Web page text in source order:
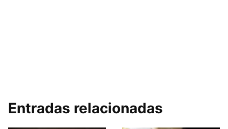
Entradas relacionadas